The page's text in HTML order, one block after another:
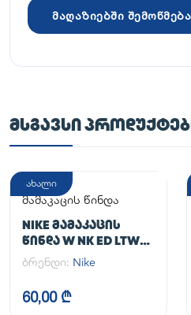
მაღაზიებში შემოწმება
ᲛᲡᲒᲐᲕᲡᲘ
ახალი
მამაკაცის წინდა
NIKE ᲛᲐᲛᲐᲙᲐᲪᲘᲡ
ᲬᲘᲜᲓᲐ W NK ED LTWT
FOOT 3PR NEW 144
ბრენდი: Nike
60,00 ₾